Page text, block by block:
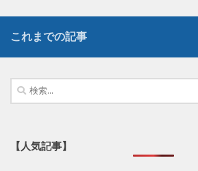
これまでの記事
検
索:
【人気記事】